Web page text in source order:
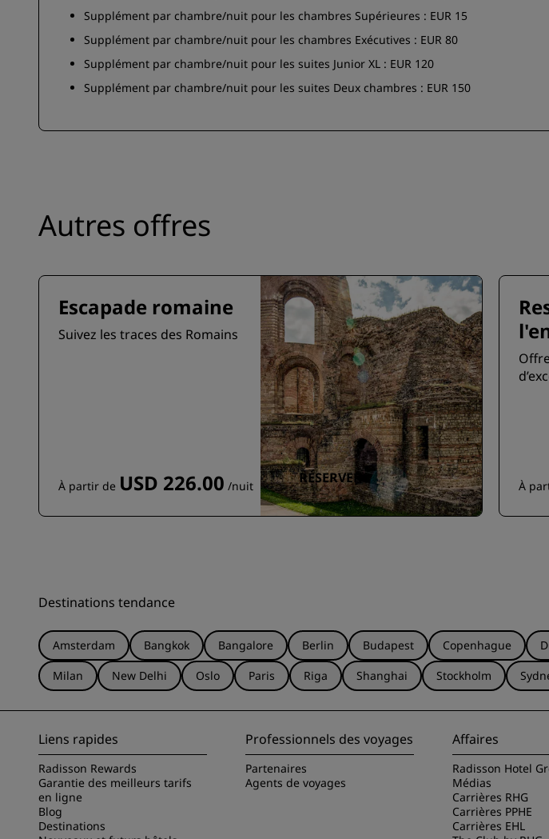
Supplément par chambre/nuit pour les chambres Supérieures : EUR 15
Supplément par chambre/nuit pour les chambres Exécutives : EUR 80
Supplément par chambre/nuit pour les suites Junior XL : EUR 120
Supplément par chambre/nuit pour les suites Deux chambres : EUR 150
Autres offres
Escapade romaine
Suivez les traces des Romains
À partir de USD 226.00 /nuit RÉSERVER À
Destinations tendance
Amsterdam Bangkok Bangalore Berlin Budapest Copenhague
Milan
New Delhi Oslo Paris Riga Shanghai Stockholm
Liens rapides
Radisson Rewards
Garantie des meilleurs tarifs
en ligne
Blog
Destinations
Professionnels des voyages
Partenaires
Agents de voyages
Affaires
Radisson Hotel
Médias
Carrières RHG
Carrières PPHE
Carrières EHL